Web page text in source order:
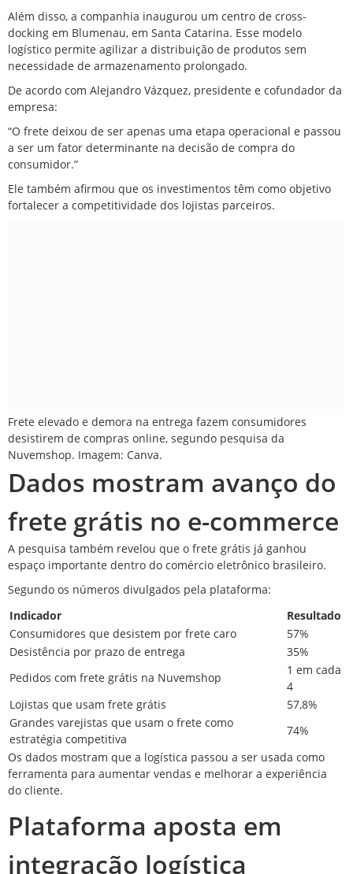
Além disso, a companhia inaugurou um centro de cross-
docking em Blumenau, em Santa Catarina. Esse modelo
logístico permite agilizar a distribuição de produtos sem
necessidade de armazenamento prolongado.
De acordo com Alejandro Vázquez, presidente e cofundador da
empresa:
“O frete deixou de ser apenas uma etapa operacional e passou
a ser um fator determinante na decisão de compra do
consumidor.”
Ele também afirmou que os investimentos têm como objetivo
fortalecer a competitividade dos lojistas parceiros.
Frete elevado e demora na entrega fazem consumidores
desistirem de compras online, segundo pesquisa da
Nuvemshop. Imagem: Canva.
Dados mostram avanço do
frete grátis no e-commerce
A pesquisa também revelou que o frete grátis já ganhou
espaço importante dentro do comércio eletrônico brasileiro.
Segundo os números divulgados pela plataforma:
Indicador
Resultado
Consumidores que desistem por frete caro
57%
Desistência por prazo de entrega
35%
Pedidos com frete grátis na Nuvemshop
1 em cada
4
Lojistas que usam frete grátis
57,8%
Grandes varejistas que usam o frete como
estratégia competitiva
74%
Os dados mostram que a logística passou a ser usada como
ferramenta para aumentar vendas e melhorar a experiência
do cliente.
Plataforma aposta em
integração logística